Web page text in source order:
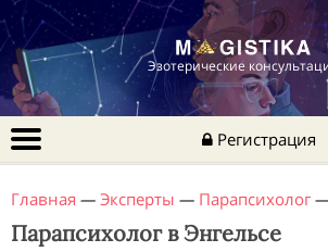
Эзотерические
Регистрация
Главная — Эксперты — Парапсихолог
Парапсихолог в Энгельсе